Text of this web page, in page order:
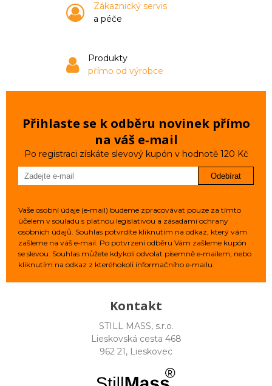
Zákaznický servis
a péče
Produkty
přímo od výrobce
Přihlaste se k odběru novinek přímo
na váš e‑mail
Po registraci získáte slevový kupón v hodnotě 120 Kč
Odebírat
Vaše osobní údaje (e‑mail) budeme zpracovávat pouze za tímto
účelem v souladu s platnou legislativou a zásadami ochrany
osobních údajů. Souhlas potvrdíte kliknutím na odkaz, který vám
zašleme na váš e‑mail. Po potvrzení odběru Vám zašleme kupón
se slevou. Souhlas můžete kdykoli odvolat písemně e‑mailem, nebo
kliknutím na odkaz z kteréhokoli informačního e‑mailu.
Kontakt
STILL MASS, s.r.o.
Lieskovská cesta 468
962 21, Lieskovec